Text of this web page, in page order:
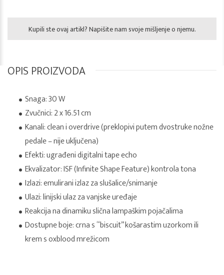
Kupili ste ovaj artikl? Napišite nam svoje mišljenje o njemu.
OPIS PROIZVODA
Snaga: 30 W
Zvučnici: 2 x 16.51 cm
Kanali: clean i overdrive (preklopivi putem dvostruke nožne
pedale – nije uključena)
Efekti: ugrađeni digitalni tape echo
Ekvalizator: ISF (Infinite Shape Feature) kontrola tona
Izlazi: emulirani izlaz za slušalice/snimanje
Ulazi: linijski ulaz za vanjske uređaje
Reakcija na dinamiku slična lampaškim pojačalima
Dostupne boje: crna s “biscuit” košarastim uzorkom ili
krem s oxblood mrežicom